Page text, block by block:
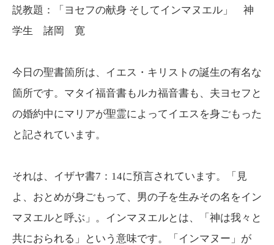
説教題：「ヨセフの献身 そしてインマヌエル」 神
学生 諸岡 寛
今日の聖書箇所は、イエス・キリストの誕生の有名な
箇所です。マタイ福音書もルカ福音書も、夫ヨセフと
の婚約中にマリアが聖霊によってイエスを身ごもった
と記されています。
それは、イザヤ書7：14に預言されています。「見
よ、おとめが身ごもって、男の子を生みその名をイン
マヌエルと呼ぶ」。インマヌエルとは、「神は我々と
共におられる」という意味です。「インマヌー」が